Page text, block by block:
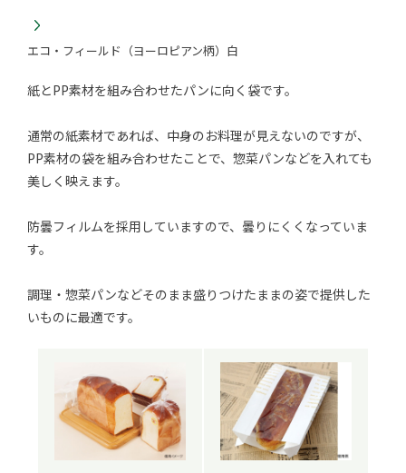
エコ・フィールド（ヨーロピアン柄）白
紙とPP素材を組み合わせたパンに向く袋です。
通常の紙素材であれば、中身のお料理が見えないのですが、
PP素材の袋を組み合わせたことで、惣菜パンなどを入れても
美しく映えます。
防曇フィルムを採用していますので、曇りにくくなっていま
す。
調理・惣菜パンなどそのまま盛りつけたままの姿で提供した
いものに最適です。